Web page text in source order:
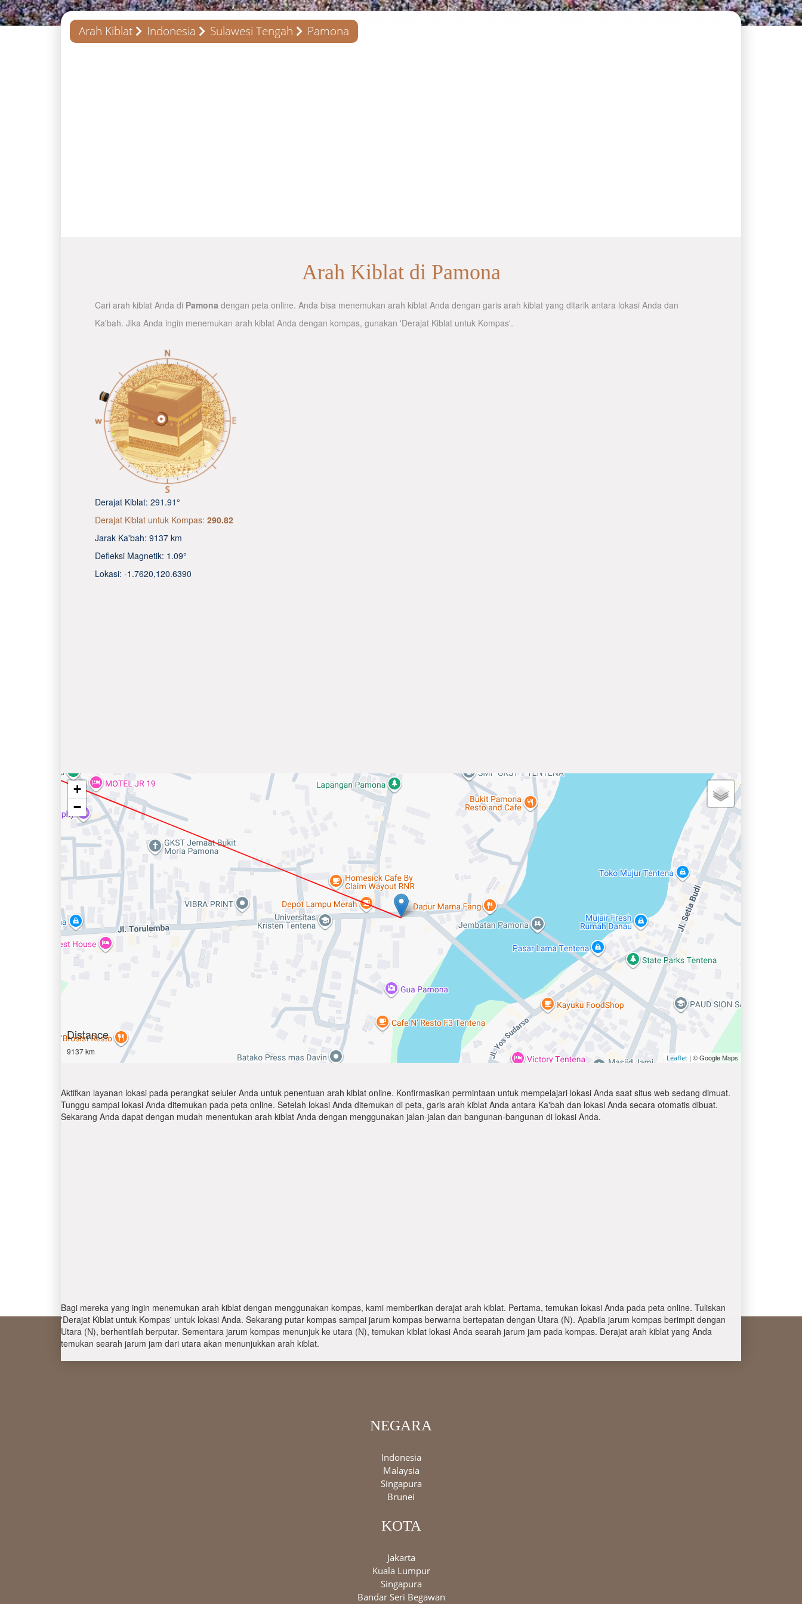
Arah Kiblat Indonesia Sulawesi Tengah Pamona
Arah Kiblat di Pamona
Cari arah kiblat Anda di Pamona dengan peta online. Anda bisa menemukan arah kiblat Anda dengan garis arah kiblat yang ditarik antara lokasi Anda dan
Ka'bah. Jika Anda ingin menemukan arah kiblat Anda dengan kompas, gunakan 'Derajat Kiblat untuk Kompas'.
Derajat Kiblat: 291.91°
Derajat Kiblat untuk Kompas: 290.82
Jarak Ka'bah: 9137 km
Defleksi Magnetik: 1.09°
Lokasi: -1.7620,120.6390
+
−
Distance
9137 km
Leaflet | © Google Maps
Aktifkan layanan lokasi pada perangkat seluler Anda untuk penentuan arah kiblat online. Konfirmasikan permintaan untuk mempelajari lokasi Anda saat situs web sedang dimuat.
Tunggu sampai lokasi Anda ditemukan pada peta online. Setelah lokasi Anda ditemukan di peta, garis arah kiblat Anda antara Ka'bah dan lokasi Anda secara otomatis dibuat.
Sekarang Anda dapat dengan mudah menentukan arah kiblat Anda dengan menggunakan jalan-jalan dan bangunan-bangunan di lokasi Anda.
Bagi mereka yang ingin menemukan arah kiblat dengan menggunakan kompas, kami memberikan derajat arah kiblat. Pertama, temukan lokasi Anda pada peta online. Tuliskan
'Derajat Kiblat untuk Kompas' untuk lokasi Anda. Sekarang putar kompas sampai jarum kompas berwarna bertepatan dengan Utara (N). Apabila jarum kompas berimpit dengan
Utara (N), berhentilah berputar. Sementara jarum kompas menunjuk ke utara (N), temukan kiblat lokasi Anda searah jarum jam pada kompas. Derajat arah kiblat yang Anda
temukan searah jarum jam dari utara akan menunjukkan arah kiblat.
NEGARA
Indonesia
Malaysia
Singapura
Brunei
KOTA
Jakarta
Kuala Lumpur
Singapura
Bandar Seri Begawan